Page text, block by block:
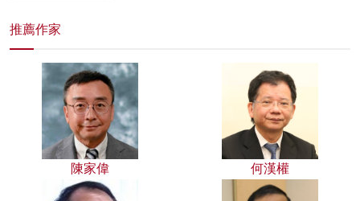
推薦作家
陳家偉 何漢權